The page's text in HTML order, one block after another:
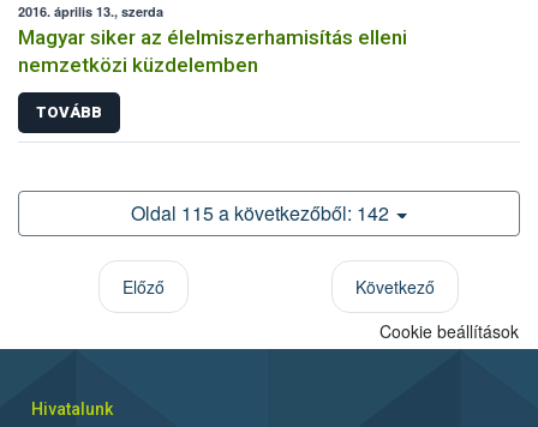
2016. április 13., szerda
Magyar siker az élelmiszerhamisítás elleni
nemzetközi küzdelemben
TOVÁBB
Oldal 115 a következőből: 142
Előző
Következő
Cookie beállítások
Hivatalunk